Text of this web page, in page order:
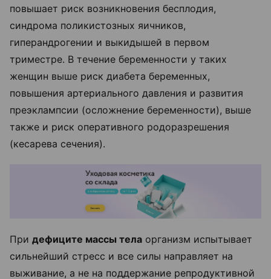
повышает риск возникновения бесплодия,
синдрома поликистозных яичников,
гиперандрогении и выкидышей в первом
триместре. В течение беременности у таких
женщин выше риск диабета беременных,
повышения артериального давления и развития
преэклампсии (осложнение беременности), выше
также и риск оперативного родоразрешения
(кесарева сечения).
При дефиците массы тела организм испытывает
сильнейший стресс и все силы направляет на
выживание, а не на поддержание репродуктивной